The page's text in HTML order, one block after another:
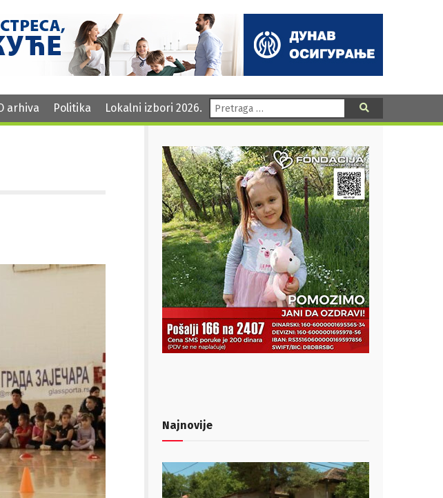
arhiva Politika Lokalni izbori 2026. Pretraga:
Najnovije